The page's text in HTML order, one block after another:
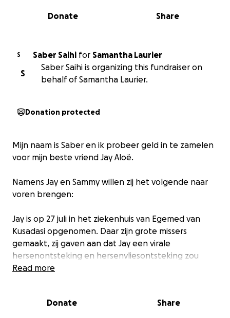
0% complete
Share
Donate
S Saber Saihi for Samantha Laurier
S
Saber Saihi is organizing this fundraiser on
behalf of Samantha Laurier.
Donation protected
Mijn naam is Saber en ik probeer geld in te zamelen
voor mijn beste vriend Jay Aloë.
Namens Jay en Sammy willen zij het volgende naar
voren brengen:
Jay is op 27 juli in het ziekenhuis van Egemed van
Kusadasi opgenomen. Daar zijn grote missers
gemaakt, zij gaven aan dat Jay een virale
hersenontsteking en hersenvliesontsteking zou
hebben niets was minder waar. Na een behoorlijke
geconstateerd dat Jay twee abcessen had, een
Read more
Donate Share